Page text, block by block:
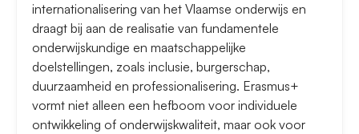
internationalisering van het Vlaamse onderwijs en
draagt bij aan de realisatie van fundamentele
onderwijskundige en maatschappelijke
doelstellingen, zoals inclusie, burgerschap,
duurzaamheid en professionalisering. Erasmus+
vormt niet alleen een hefboom voor individuele
ontwikkeling of onderwijskwaliteit, maar ook voor